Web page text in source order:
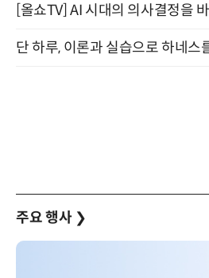
주요 행사 ❯